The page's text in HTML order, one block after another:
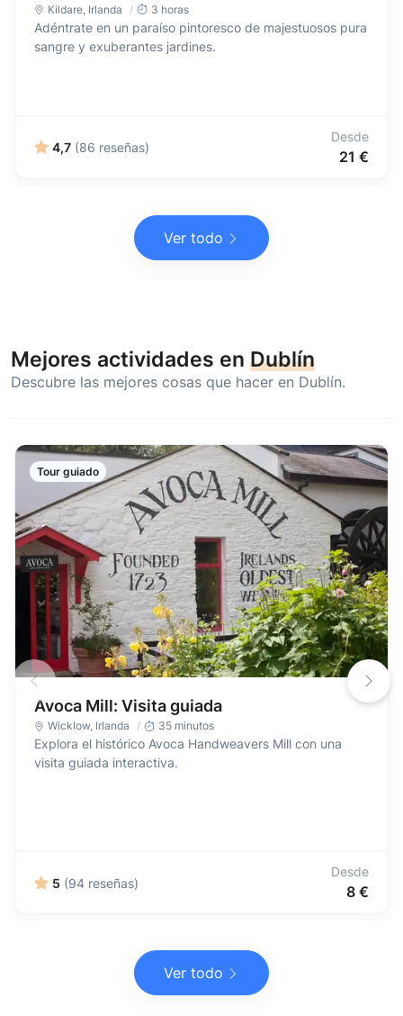
Kildare, Irlanda 3 horas
Adéntrate en un paraíso pintoresco de majestuosos pura
sangre y exuberantes jardines.
4,7 (86 reseñas)
Desde
21 €
Ver todo
Mejores actividades en Dublín
Descubre las mejores cosas que hacer en Dublín.
Tour guiado
Avoca Mill: Visita guiada
Wicklow, Irlanda 35 minutos
Explora el histórico Avoca Handweavers Mill con una
visita guiada interactiva.
5 (94 reseñas)
Desde
8 €
Ver todo